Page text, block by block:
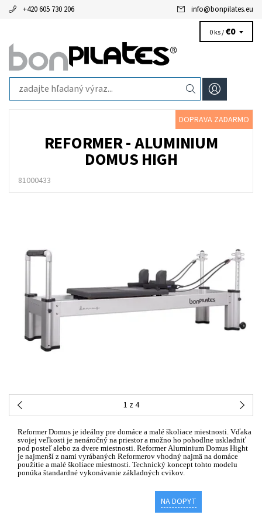
+420 605 730 206 info@bonpilates.eu
0 ks /€0
DOPRAVA ZADARMO
REFORMER - ALUMINIUM
DOMUS HIGH
81000433
1 z 4
Reformer Domus je ideálny pre domáce a malé školiace miestnosti. Vďaka
svojej veľkosti je nenáročný na priestor a možno ho pohodlne uskladniť
pod posteľ alebo za dvere miestnosti. Reformer Aluminium Domus Hight
je najmenší z nami vyrábaných Reformerov vhodný najmä na domáce
použitie a malé školiace miestnosti. Technický koncept tohto modelu
ponúka štandardné vykonávanie základných cvikov.
NA DOPYT